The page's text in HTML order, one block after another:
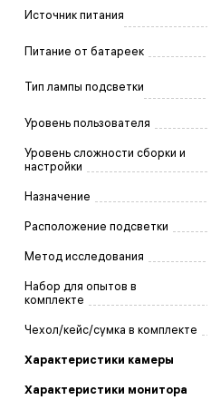
Источник питания
Питание от батареек
Тип лампы подсветки
Уровень пользователя
Уровень сложности сборки и
настройки
Назначение
Расположение подсветки
Метод исследования
Набор для опытов в
комплекте
Чехол/кейс/сумка в комплекте
Характеристики камеры
Характеристики монитора